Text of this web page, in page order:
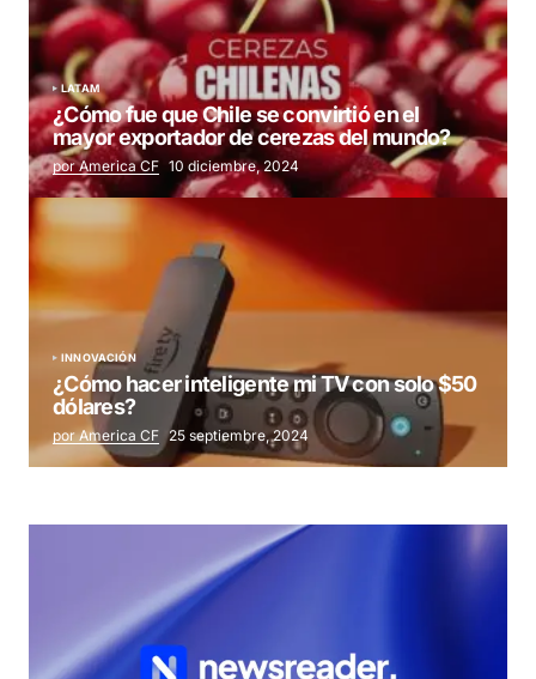
LATAM
¿Cómo fue que Chile se convirtió en el
mayor exportador de cerezas del mundo?
por America CF 10 diciembre, 2024
INNOVACIÓN
¿Cómo hacer inteligente mi TV con solo $50
dólares?
por America CF 25 septiembre, 2024